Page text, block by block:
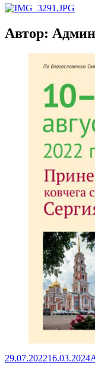
Автор:
Опубликовано
29.07.202216.03.2024